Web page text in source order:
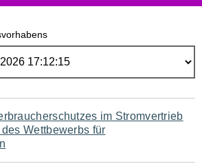
im Stromvertrieb
Wettbewerbs für